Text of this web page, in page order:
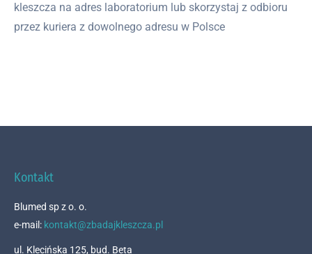
kleszcza na adres laboratorium lub skorzystaj z odbioru
przez kuriera z dowolnego adresu w Polsce
Kontakt
Blumed sp z o. o.
e-mail: kontakt@zbadajkleszcza.pl
ul. Klecińska 125, bud. Beta